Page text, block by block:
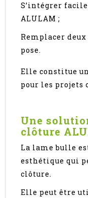
S’intégrer
ALULAM ;
Remplacer
pose.
Elle constitue
pour les projets
Une
clôture
La lame bulle
esthétique qui
clôture.
Elle peut être